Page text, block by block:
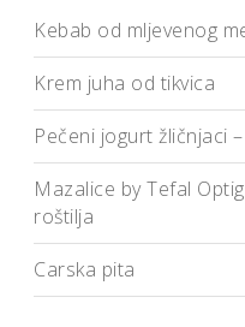
Kebab od mljevenog
Krem juha od tikvica
Pečeni jogurt žličnjaci
Mazalice by Tefal
roštilja
Carska pita